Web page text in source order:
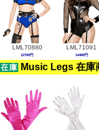
LML70880
12700円
LML71091
14400円
Music Legs 在庫